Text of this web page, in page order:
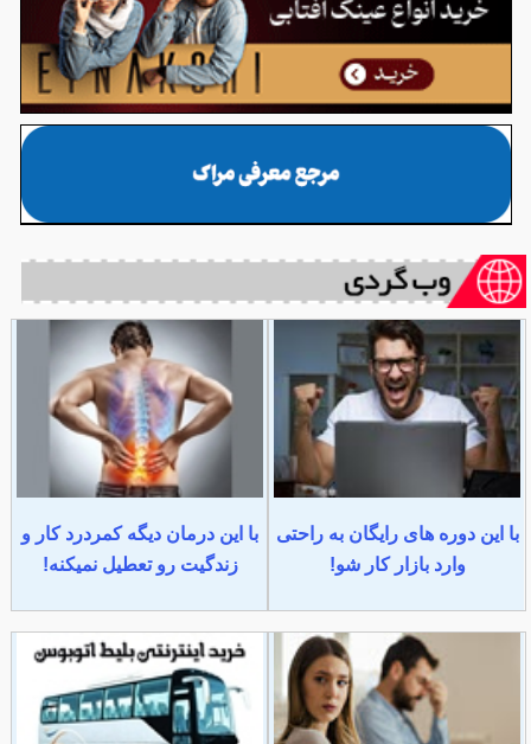
با این دوره های رایگان به راحتی
وارد بازار کار شو!
با این درمان دیگه کمردرد کار و
زندگیت رو تعطیل نمیکنه!